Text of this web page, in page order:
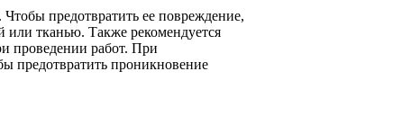
предотвратить ее повреждение,
или тканью. Также рекомендуется
проведении работ. При
предотвратить проникновение